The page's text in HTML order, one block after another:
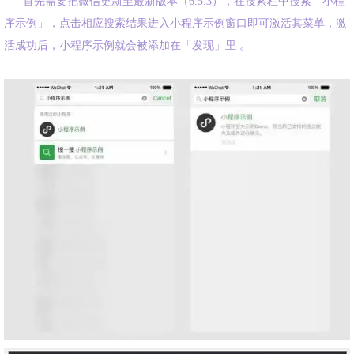
序示例」
，点击相应搜索结果进入小程序示例窗口即可激活其菜单，激
活成功后，小程序示例就会被添加在 「 发现 」 里 。